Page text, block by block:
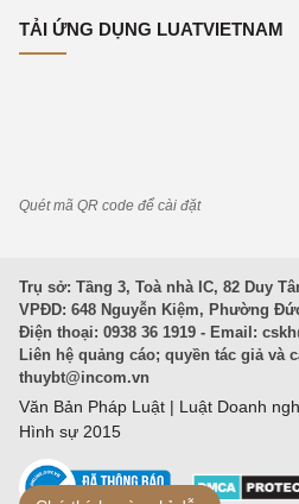
TẢI ỨNG DỤNG LUATVIETNAM
Quét mã QR code để cài đặt
Trụ sở: Tầng 3, Toà nhà IC, 82 Duy
VPĐD: 648 Nguyễn Kiệm, Phường
Điện thoại: 0938 36 1919 - Email:
Liên hệ quảng cáo; quyền tác giả và
thuybt@incom.vn
Văn Bản Pháp Luật | Luật Doanh
Hình sự 2015